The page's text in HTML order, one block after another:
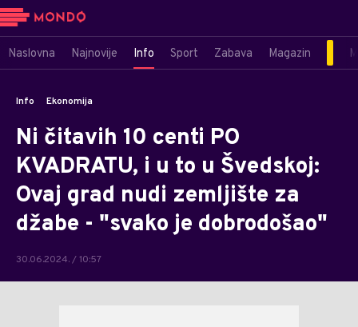
Naslovna Najnovije Info Sport Zabava Magazin
Info Ekonomija
Ni čitavih 10 centi PO
KVADRATU, i u to u Švedskoj:
Ovaj grad nudi zemljište za
džabe - "svako je dobrodošao"
30.06.2024. / 10:57